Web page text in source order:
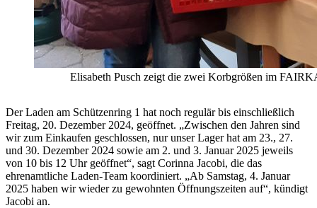
Elisabeth Pusch zeigt die zwei Korbgrößen im
Der Laden am Schützenring 1 hat noch regulär bis einschließlich
Freitag, 20. Dezember 2024, geöffnet. „Zwischen den Jahren sind
wir zum Einkaufen geschlossen, nur unser Lager hat am 23., 27.
und 30. Dezember 2024 sowie am 2. und 3. Januar 2025 jeweils
von 10 bis 12 Uhr geöffnet“, sagt Corinna Jacobi, die das
ehrenamtliche Laden-Team koordiniert. „Ab Samstag, 4. Januar
2025 haben wir wieder zu gewohnten Öffnungszeiten auf“, kündigt
Jacobi an.